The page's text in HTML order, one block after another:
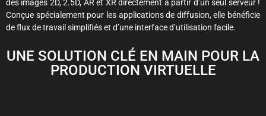
des images 2D, 2.5D, AR et XR directement à partir d’un seul serveur !
Conçue spécialement pour les applications de diffusion, elle bénéficie
de flux de travail simplifiés et d’une interface d’utilisation facile.
UNE SOLUTION CLÉ EN MAIN POUR LA
PRODUCTION VIRTUELLE